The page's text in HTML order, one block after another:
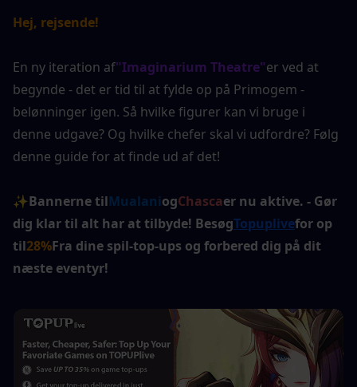
Hej, rejsende!
En ny iteration af"Imaginarium Theatre"er ved at
begynde - det er tid til at fylde op på Primogem -
belønninger igen. Så hvilke figurer kan vi bruge i
denne udgave? Og hvilke chefer skal vi udfordre? Følg
denne guide for at finde ud af det!
✨Bannerne tilMualaniogChascaer nu aktive. - Gør
dig klar til alt har at tilbyde! BesøgTopuplivefor op
til28%Fra dine spil-top-ups og forbered dig på dit
næste eventyr!